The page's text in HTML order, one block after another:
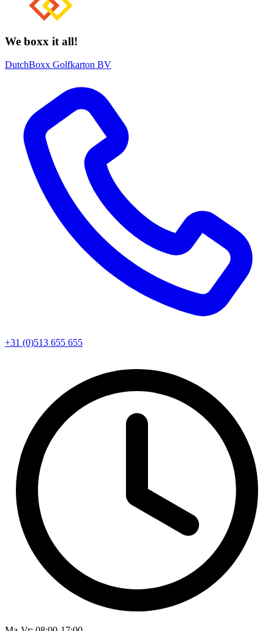
We boxx it all!
DutchBoxx Golfkarton BV
+31 (0)513 655 655